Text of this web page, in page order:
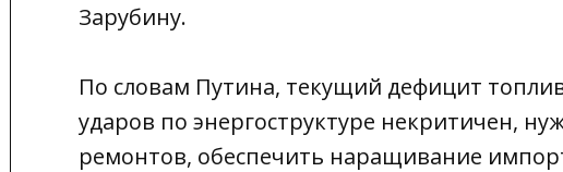
Зарубину.
По словам Путина, текущий дефицит
ударов по энергоструктуре некритичен,
ремонтов, обеспечить наращивание